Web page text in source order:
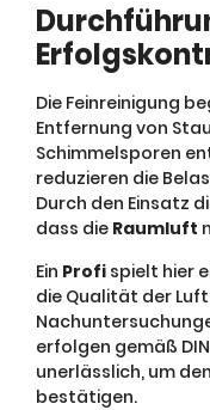
Die Feinreinigung
Entfernung von
Schimmelsporen
reduzieren die
Durch den Einsatz
dass die Raumluft
Ein Profi spielt hier
die Qualität der
erfolgen gemäß DIN
unerlässlich, um
bestätigen.